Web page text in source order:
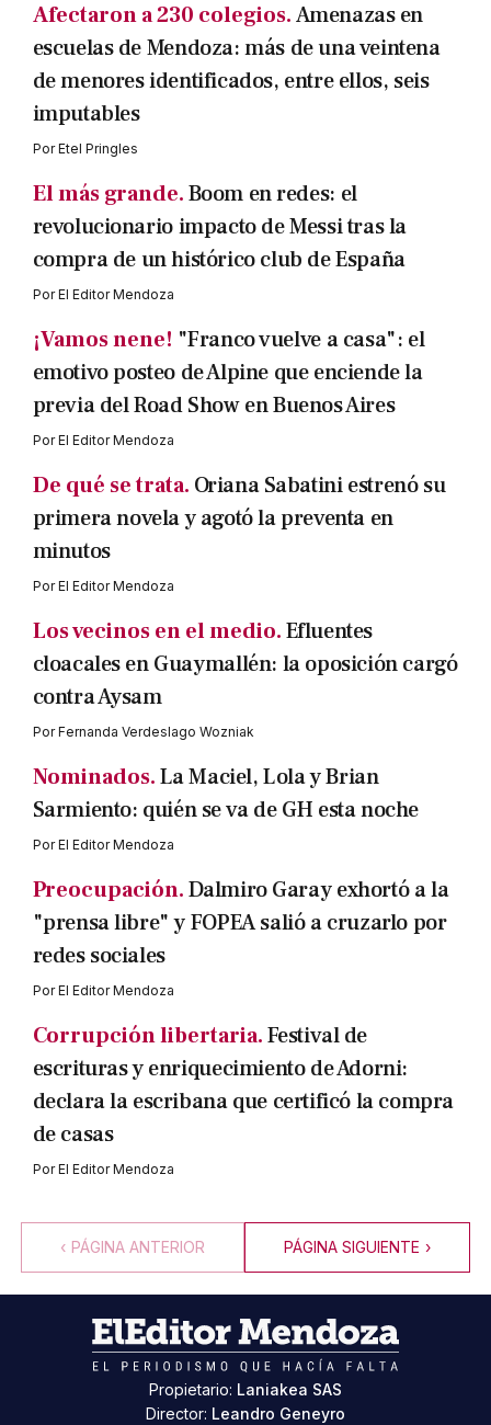
Afectaron a 230 colegios.Amenazas en
escuelas de Mendoza: más de una veintena
de menores identificados, entre ellos, seis
imputables
PorEtel Pringles
El más grande.Boom en redes: el
revolucionario impacto de Messi tras la
compra de un histórico club de España
PorEl Editor Mendoza
¡Vamos nene! "Franco vuelve a casa": el
emotivo posteo de Alpine que enciende la
previa del Road Show en Buenos Aires
PorEl Editor Mendoza
De qué se trata. Oriana Sabatini estrenó su
primera novela y agotó la preventa en
minutos
PorEl Editor Mendoza
Los vecinos en el medio.Efluentes
cloacales en Guaymallén: la oposición cargó
contra Aysam
PorFernanda Verdeslago Wozniak
Nominados.La Maciel, Lola y Brian
Sarmiento: quién se va de GH esta noche
PorEl Editor Mendoza
Preocupación.Dalmiro Garay exhortó a la
"prensa libre" y FOPEA salió a cruzarlo por
redes sociales
PorEl Editor Mendoza
Corrupción libertaria.Festival de
escrituras y enriquecimiento de Adorni:
declara la escribana que certificó la compra
de casas
PorEl Editor Mendoza
‹ PÁGINA ANTERIOR PÁGINA SIGUIENTE ›
Propietario: Laniakea SAS
Director: Leandro Geneyro